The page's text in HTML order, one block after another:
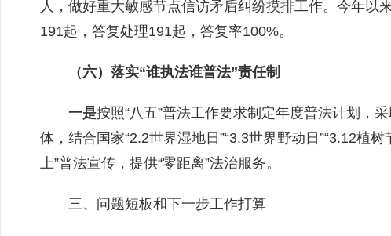
人，做好重大敏感节点信访矛盾纠纷摸排工作。 今年以
191起，答复处理191起，答复率100%。
（六）落实“谁执法谁普法”责任制
一是按照“八五”普法工作要求制定年度普法计划，
体，结合国家“2.2世界湿地日 ”“3.3世界野动日 ”“3.12植树
上”普法宣传，提供“零距离”法治服务。
三、 问题短板和下一步工作打算